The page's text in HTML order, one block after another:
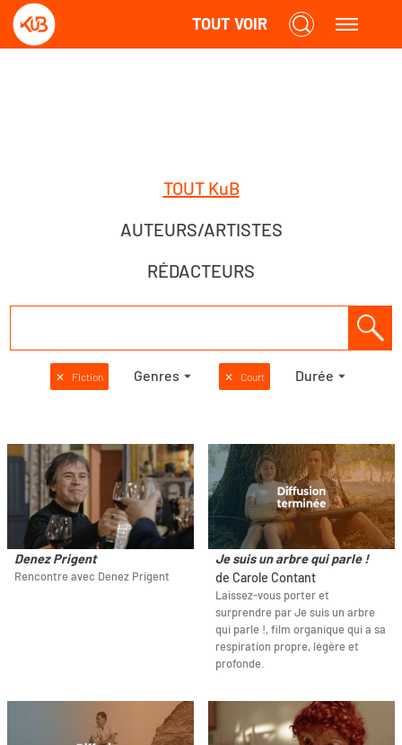
TOUT VOIR
TOUT KuB
AUTEURS/ARTISTES
RÉDACTEURS
✕ Fiction Genres ✕ Court Durée
Denez Prigent
Rencontre avec Denez Prigent
Je suis un arbre qui parle !
de Carole Contant
Laissez-vous porter et
surprendre par Je suis un arbre
qui parle !, film organique qui a sa
respiration propre, légère et
profonde.